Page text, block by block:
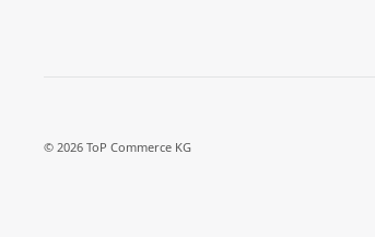
© 2026 ToP Commerce KG